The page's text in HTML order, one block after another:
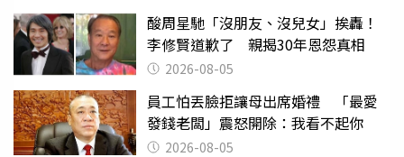
酸周星馳「沒朋友、沒兒女」挨轟！
李修賢道歉了 親揭30年恩怨真相
2026-08-05
員工怕丟臉拒讓母出席婚禮 「最愛
發錢老闆」震怒開除：我看不起你
2026-08-05